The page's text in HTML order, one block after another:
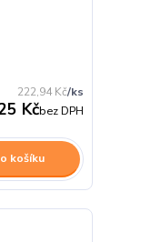
222,94 Kč/ks
Kčbez DPH
košíku